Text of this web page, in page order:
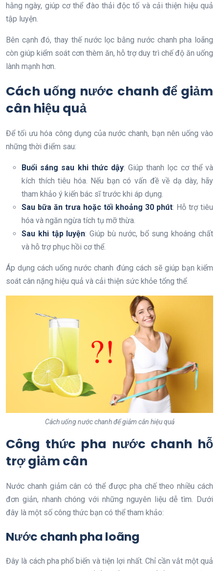
hằng ngày, giúp cơ thể đào thải độc tố và cải thiện hiệu quả
tập luyện.
Bên cạnh đó, thay thế nước lọc bằng nước chanh pha loãng
còn giúp kiểm soát cơn thèm ăn, hỗ trợ duy trì chế độ ăn uống
lành mạnh hơn.
Cách uống nước chanh để giảm
cân hiệu quả
Để tối ưu hóa công dụng của nước chanh, bạn nên uống vào
những thời điểm sau:
Buổi sáng sau khi thức dậy: Giúp thanh lọc cơ thể và
kích thích tiêu hóa. Nếu bạn có vấn đề về dạ dày, hãy
tham khảo ý kiến bác sĩ trước khi áp dụng.
Sau bữa ăn trưa hoặc tối khoảng 30 phút: Hỗ trợ tiêu
hóa và ngăn ngừa tích tụ mỡ thừa.
Sau khi tập luyện: Giúp bù nước, bổ sung khoáng chất
và hỗ trợ phục hồi cơ thể.
Áp dụng cách uống nước chanh đúng cách sẽ giúp bạn kiểm
soát cân nặng hiệu quả và cải thiện sức khỏe tổng thể.
Cách uống nước chanh để giảm cân hiệu quả
Công thức pha nước chanh hỗ
trợ giảm cân
Nước chanh giảm cân có thể được pha chế theo nhiều cách
đơn giản, nhanh chóng với những nguyên liệu dễ tìm. Dưới
đây là một số công thức bạn có thể tham khảo:
Nước chanh pha loãng
Đây là cách pha phổ biến và tiện lợi nhất. Chỉ cần vắt một quả